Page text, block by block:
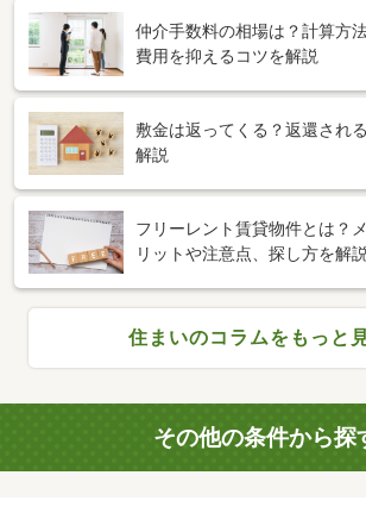
仲介手数料の相場は？計算方
費用を抑えるコツを解説
敷金は返ってくる？返還され
解説
フリーレント賃貸物件とは？
リットや注意点、探し方を解
住まいのコラムをもっと
その他の条件から探